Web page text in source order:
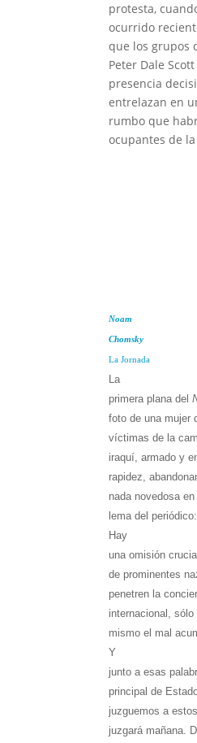
protesta,
ocurrido
que los grupos
Peter Dale
presencia
entrelazan en
rumbo que
ocupantes de
Noam
Chomsky
La Jornada
La
primera plana del
foto de una mujer
víctimas de la
iraquí, armado y
rapidez,
nada novedosa
lema del
Hay
una omisión
de prominentes
penetren la
internacional,
mismo el mal
Y
junto a esas
principal de
juzguemos a
juzgará mañana.